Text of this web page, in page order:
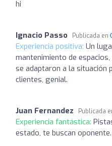
hi
Ignacio Passo Publicada en
Experiencia positiva: Un
mantenimiento de
se adaptaron a la situación
clientes, genial.
Juan Fernandez Publicada
Experiencia fantástica:
estado, te buscan oponente.